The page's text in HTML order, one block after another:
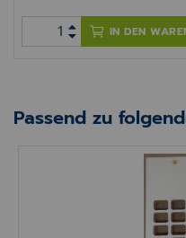
IN DEN
Passend zu